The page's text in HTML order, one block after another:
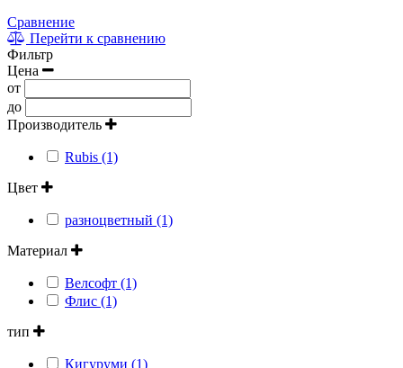
Сравнение
Перейти к сравнению
Фильтр
Цена
от
до
Производитель
Rubis (1)
Цвет
разноцветный (1)
Материал
Велсофт (1)
Флис (1)
тип
Кигуруми (1)